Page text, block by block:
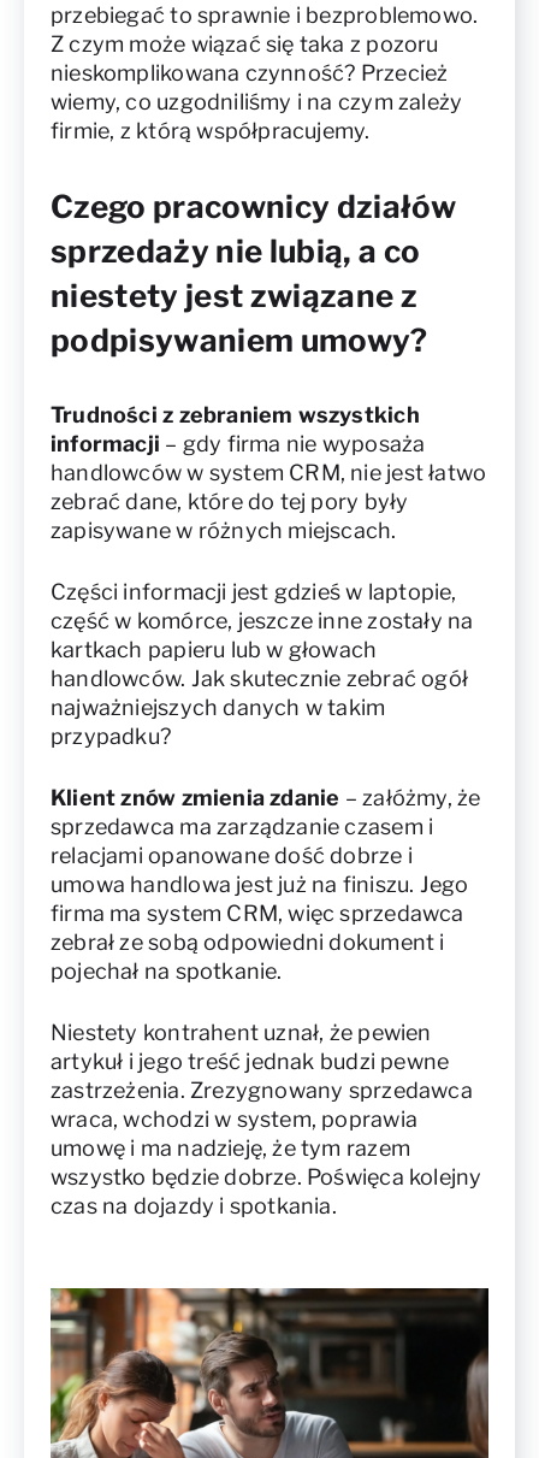
przebiegać to sprawnie i bezproblemowo.
Z czym może wiązać się taka z pozoru
nieskomplikowana czynność? Przecież
wiemy, co uzgodniliśmy i na czym zależy
firmie, z którą współpracujemy.
Czego pracownicy działów
sprzedaży nie lubią, a co
niestety jest związane z
podpisywaniem umowy?
Trudności z zebraniem wszystkich
informacji – gdy firma nie wyposaża
handlowców w system CRM, nie jest łatwo
zebrać dane, które do tej pory były
zapisywane w różnych miejscach.
Części informacji jest gdzieś w laptopie,
część w komórce, jeszcze inne zostały na
kartkach papieru lub w głowach
handlowców. Jak skutecznie zebrać ogół
najważniejszych danych w takim
przypadku?
Klient znów zmienia zdanie – załóżmy, że
sprzedawca ma zarządzanie czasem i
relacjami opanowane dość dobrze i
umowa handlowa jest już na finiszu. Jego
firma ma system CRM, więc sprzedawca
zebrał ze sobą odpowiedni dokument i
pojechał na spotkanie.
Niestety kontrahent uznał, że pewien
artykuł i jego treść jednak budzi pewne
zastrzeżenia. Zrezygnowany sprzedawca
wraca, wchodzi w system, poprawia
umowę i ma nadzieję, że tym razem
wszystko będzie dobrze. Poświęca kolejny
czas na dojazdy i spotkania.